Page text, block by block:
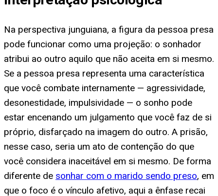
Na perspectiva junguiana, a figura da pessoa presa
pode funcionar como uma projeção: o sonhador
atribui ao outro aquilo que não aceita em si mesmo.
Se a pessoa presa representa uma característica
que você combate internamente — agressividade,
desonestidade, impulsividade — o sonho pode
estar encenando um julgamento que você faz de si
próprio, disfarçado na imagem do outro. A prisão,
nesse caso, seria um ato de contenção do que
você considera inaceitável em si mesmo. De forma
diferente de sonhar com o marido sendo preso, em
que o foco é o vínculo afetivo, aqui a ênfase recai